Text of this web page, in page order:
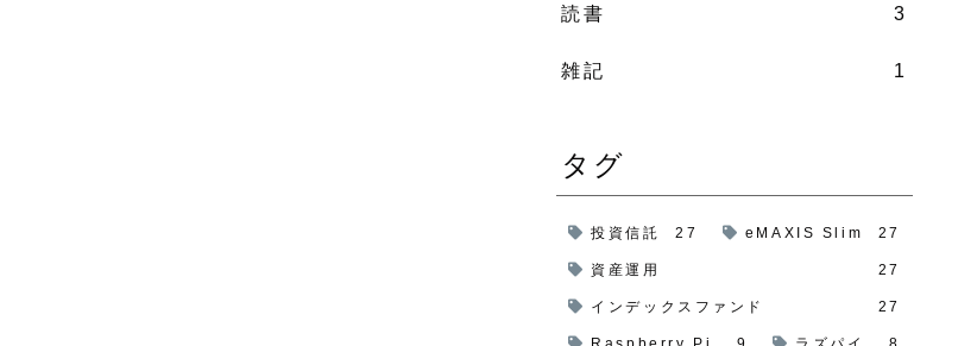
読書 3
雑記 1
タグ
投資信託 27 eMAXIS Slim 27
資産運用 27
インデックスファンド 27